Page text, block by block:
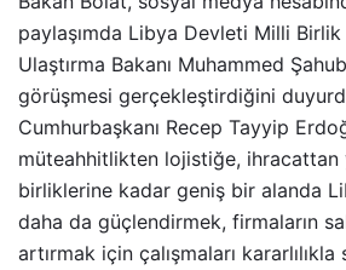
paylaşımda Libya Devleti Milli
Ulaştırma Bakanı Muhammed
görüşmesi gerçekleştirdiğini
Cumhurbaşkanı Recep Tayyip
müteahhitlikten lojistiğe, ihracattan
birliklerine kadar geniş bir alanda
daha da güçlendirmek, firmaların
artırmak için çalışmaları